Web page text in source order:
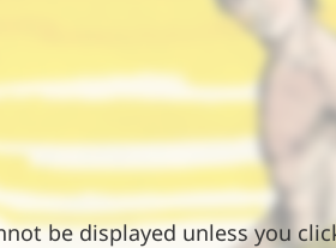
be displayed unless you